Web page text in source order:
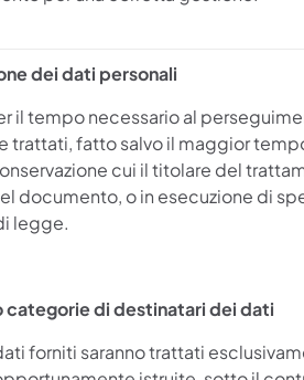
dei dati personali
il tempo necessario al
trattati, fatto salvo il maggior
cui il titolare del
documento, o in esecuzione di
legge.
categorie di destinatari dei dati
forniti saranno trattati